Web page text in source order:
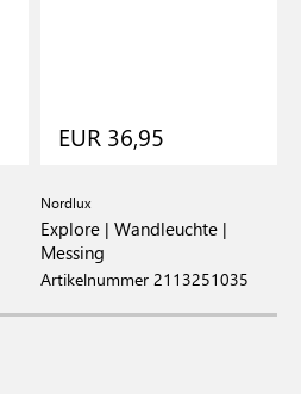
EUR 36,95
Nordlux
Explore | Wandleuchte |
Messing
Artikelnummer 2113251035